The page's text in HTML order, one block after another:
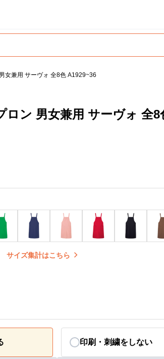
女兼用 サーヴォ 全8色 A1929~36
ロン 男女兼用 サーヴォ 全8
サイズ集計はこちら
印刷・刺繍をしない